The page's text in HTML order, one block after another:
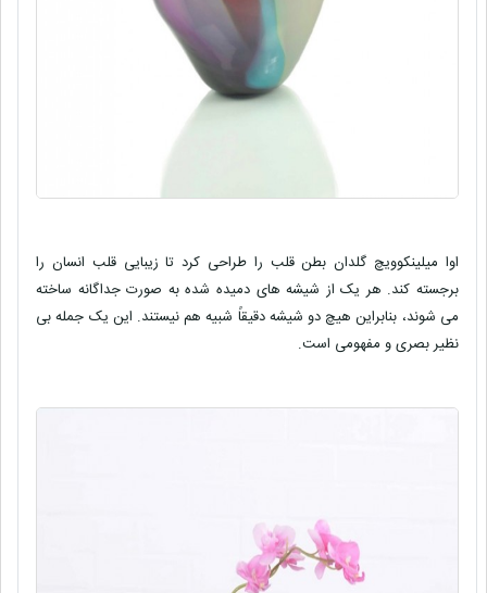
اوا میلینکوویچ گلدان بطن قلب را طراحی کرد تا زیبایی قلب انسان را
برجسته کند. هر یک از شیشه های دمیده شده به صورت جداگانه ساخته
می شوند، بنابراین هیچ دو شیشه دقیقاً شبیه هم نیستند. این یک جمله بی
نظیر بصری و مفهومی است.